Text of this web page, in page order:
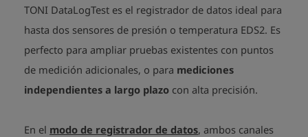
TONI DataLogTest es el registrador de datos ideal para
hasta dos sensores de presión o temperatura EDS2. Es
perfecto para ampliar pruebas existentes con puntos
de medición adicionales, o para mediciones
independientes a largo plazo con alta precisión.
En el modo de registrador de datos, ambos canales